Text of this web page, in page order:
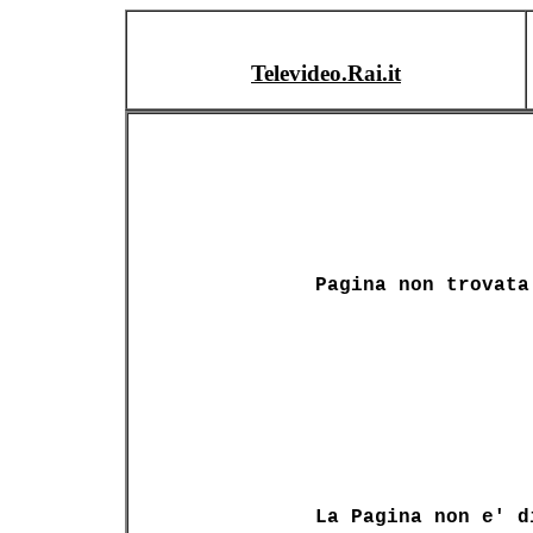
Televideo.Rai.it
Pagina non trovata
La Pagina non e'